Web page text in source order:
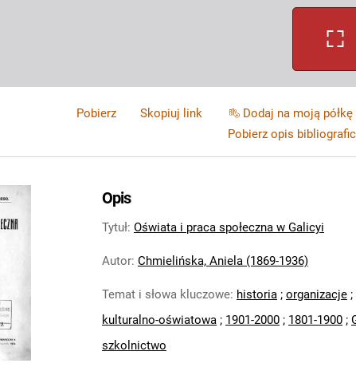
Pobierz Skopiuj link Dodaj na moją półkę
Pobierz opis
Opis
Tytuł: Oświata i praca społeczna w Galicyi
Autor: Chmielińska, Aniela (1869-1936)
Temat i słowa kluczowe: historia ; organizacje ;
kulturalno-oświatowa ; 1901-2000 ; 1801-1900 ;
szkolnictwo